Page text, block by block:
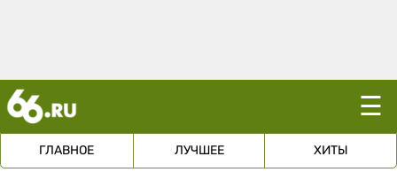
☰
ГЛАВНОЕ ЛУЧШЕЕ ХИТЫ